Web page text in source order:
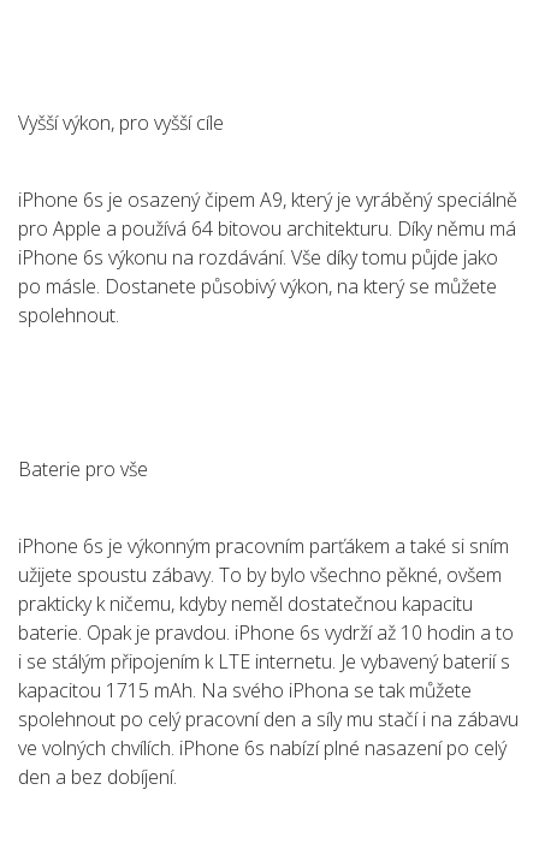
Vyšší výkon, pro vyšší cíle
iPhone 6s je osazený čipem A9, který je vyráběný speciálně
pro Apple a používá 64 bitovou architekturu. Díky němu má
iPhone 6s výkonu na rozdávání. Vše díky tomu půjde jako
po másle. Dostanete působivý výkon, na který se můžete
spolehnout.
Baterie pro vše
iPhone 6s je výkonným pracovním parťákem a také si sním
užijete spoustu zábavy. To by bylo všechno pěkné, ovšem
prakticky k ničemu, kdyby neměl dostatečnou kapacitu
baterie. Opak je pravdou. iPhone 6s vydrží až 10 hodin a to
i se stálým připojením k LTE internetu. Je vybavený baterií s
kapacitou 1715 mAh. Na svého iPhona se tak můžete
spolehnout po celý pracovní den a síly mu stačí i na zábavu
ve volných chvílích. iPhone 6s nabízí plné nasazení po celý
den a bez dobíjení.